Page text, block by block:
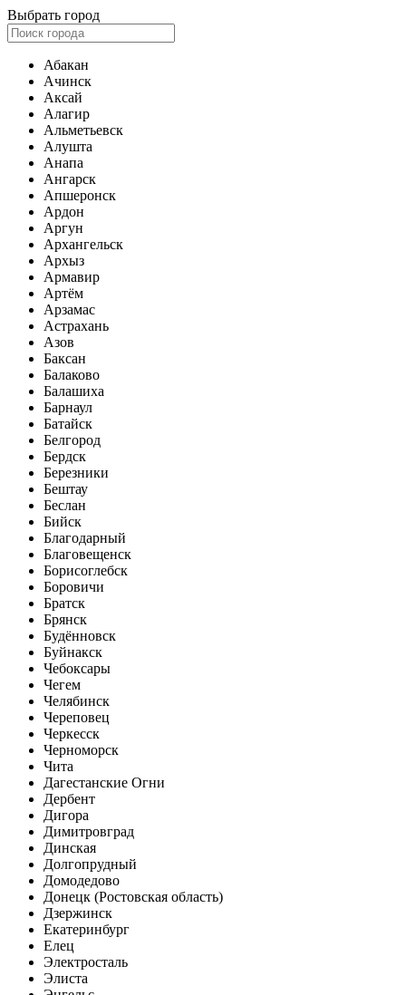
Выбрать город
Абакан
Ачинск
Аксай
Алагир
Альметьевск
Алушта
Анапа
Ангарск
Апшеронск
Ардон
Аргун
Архангельск
Архыз
Армавир
Артём
Арзамас
Астрахань
Азов
Баксан
Балаково
Балашиха
Барнаул
Батайск
Белгород
Бердск
Березники
Бештау
Беслан
Бийск
Благодарный
Благовещенск
Борисоглебск
Боровичи
Братск
Брянск
Будённовск
Буйнакск
Чебоксары
Чегем
Челябинск
Череповец
Черкесск
Черноморск
Чита
Дагестанские Огни
Дербент
Дигора
Димитровград
Динская
Долгопрудный
Домодедово
Донецк (Ростовская область)
Дзержинск
Екатеринбург
Елец
Электросталь
Элиста